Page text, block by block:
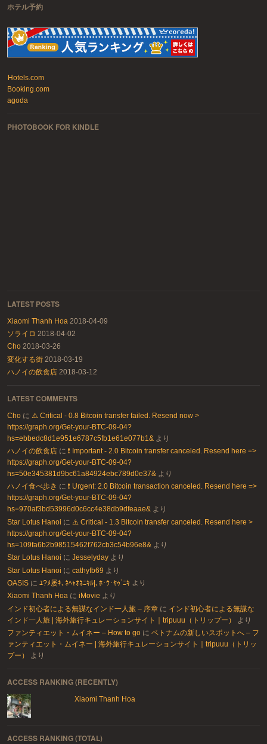
ホテル予約
Hotels.com
Booking.com
agoda
PHOTOBOOK FOR KINDLE
LATEST POSTS
Xiaomi Thanh Hoa 2018-04-09
ソライロ 2018-04-02
Cho 2018-03-26
変化する街 2018-03-19
ハノイの飲食店 2018-03-12
LATEST COMMENTS
Choに ⚠️ Critical - 0.8 Bitcoin transfer failed. Resend now >
https://graph.org/Get-your-BTC-09-04?
hs=ebbedc8d1e951e6787c5fb1e61e077b1& より
ハノイの飲食店に ❗ Important - 2.0 Bitcoin transfer canceled. Resend here =>
https://graph.org/Get-your-BTC-09-04?
hs=50e345381d9bc61a84924ebc789d0e37&より
ハノイ食べ歩き に ❗ Urgent: 2.0 Bitcoin transaction canceled. Resend here =>
https://graph.org/Get-your-BTC-09-04?
hs=970af3bd53996d0c6cc4e38db9dfeaae&より
Star Lotus Hanoi に ⚠️ Critical - 1.3 Bitcoin transfer canceled. Resend here >
https://graph.org/Get-your-BTC-09-04?
hs=109fa6b2b98515462f762cb3c54b96e8&より
Star Lotus Hanoi に Jesselydayより
Star Lotus Hanoi に cathyfb69 より
OASISに ﾕ?ﾒ屡ｷ､ﾈﾍｬｵﾈﾆｷﾙ|､ﾎ･ｳ･ﾔｩ`ﾆｷより
Xiaomi Thanh Hoaに iMovie より
インド初心者による無謀なインド一人旅 – 序章に インド初心者による無謀な
インド一人旅 | 海外旅行キュレーションサイト｜tripuuu（トリップー）
より
ファンティエット・ムイネー – How to goに ベトナムの新しいスポットへ – フ
ァンティエット・ムイネー | 海外旅行キュレーションサイト｜tripuuu（トリッ
プー）
より
ACCESS RANKING (RECENTLY)
Xiaomi Thanh Hoa
ACCESS RANKING (TOTAL)